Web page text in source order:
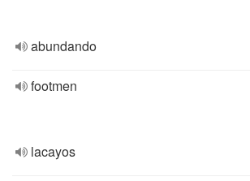
abundando
footmen
lacayos